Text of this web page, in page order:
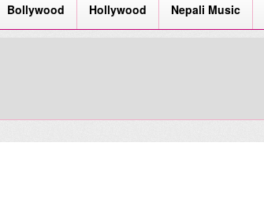
Bollywood Hollywood Nepali Music